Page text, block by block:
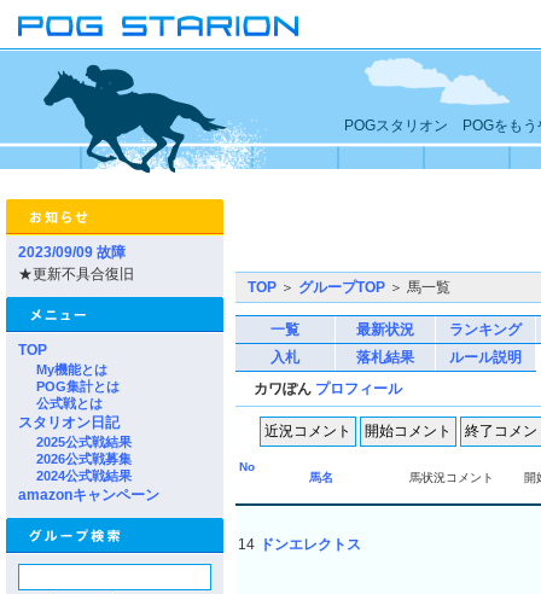
POGスタリオン POGをもう
2023/09/09 故障
★更新不具合復旧
TOP
My機能とは
POG集計とは
公式戦とは
スタリオン日記
2025公式戦結果
2026公式戦募集
2024公式戦結果
amazonキャンペーン
TOP ＞ グループTOP ＞ 馬一覧
一覧 最新状況
ランキング
入札
落札結果
ルール説明
カワぽん プロフィール
No
馬名
馬状況コメント 開
14 ドンエレクトス